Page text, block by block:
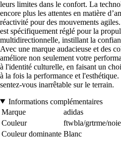
leurs limites dans le confort. La
encore plus les attentes en matière
réactivité pour des mouvements
est spécifiquement réglé pour la
multidirectionnelle, instillant la
Avec une marque audacieuse et des
améliore non seulement votre
à l'identité culturelle, en faisant un
à la fois la performance et
sentez-vous inarrêtable sur le terrain.
Informations complémentaires
Marque
adidas
Couleur
ftwbla/grtrme/
Couleur dominante Blanc